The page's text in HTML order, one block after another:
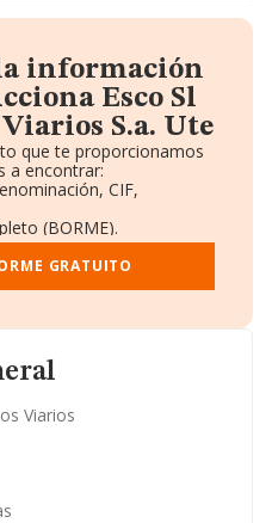
Viarios
información
Esco Sl
S.a. Ute
que te proporcionamos
a encontrar:
CIF,
(BORME).
y Empleados.
y Administradores.
complementaria.
GRATUITO